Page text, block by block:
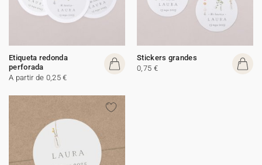
Etiqueta redonda
perforada
A partir de 0,25 €
Stickers grandes
0,75 €